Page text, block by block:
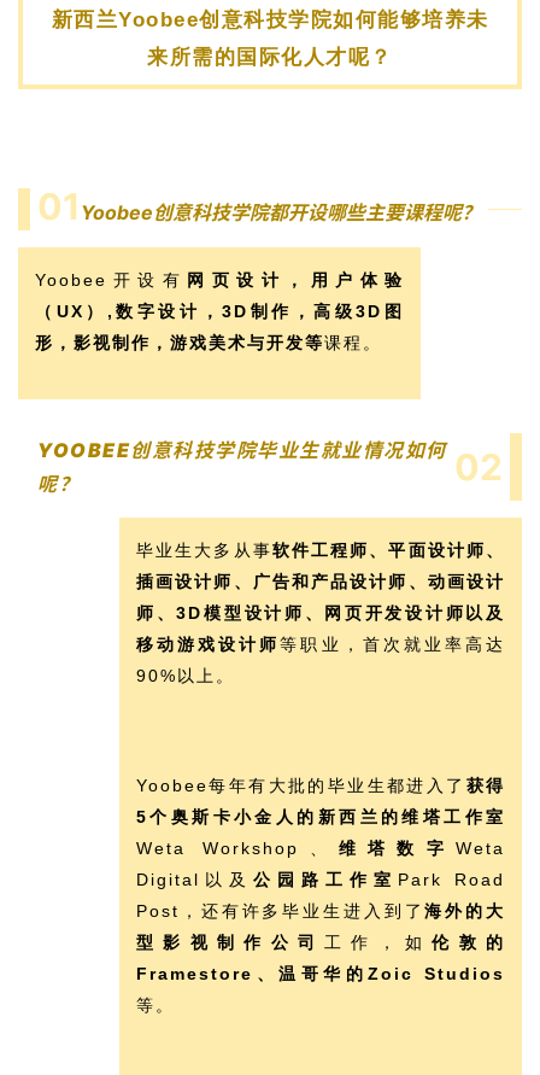
新西兰Yoobee创意科技学院如何能够培养未
来所需的国际化人才呢？
01 Yoobee创意科技学院都开设哪些主要课程呢？
Yoobee开设有 网页设计，用户体验
（UX）,数字设计，3D制作，高级3D图
形，影视制作，游戏美术与开发等课程。
02
YOOBEE创意科技学院毕业生就业情况如何
呢？
毕业生大多从事软件工程师、平面设计师、
插画设计师、广告和产品设计师、动画设计
师、3D模型设计师、网页开发设计师以及
移动游戏设计师等职业，首次就业率高达
90%以上。
Yoobee每年有大批的毕业生都进入了 获得
5个奥斯卡小金人的新西兰的维塔工作室
Weta Workshop、 维塔数字Weta
Digital以及 公园路工作室 Park Road
Post，还有许多毕业生进入到了海外的大
型影视制作公司 工作，如伦敦的
Framestore、温哥华的Zoic Studios
等。